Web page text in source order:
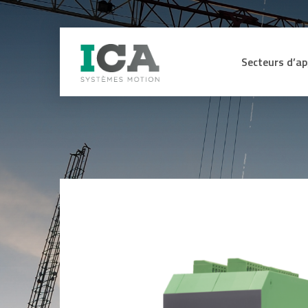
Secteurs
Secteur Médical
Energie
Industrie du bois
Engins de TP
Capteurs d’efforts et de couple